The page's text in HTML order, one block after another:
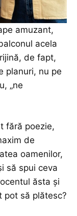
amuzant,
acela
de fapt,
planuri, nu pe
„ne
fără poezie,
de
oamenilor,
să spui ceva
ăsta și
pot să plătesc?